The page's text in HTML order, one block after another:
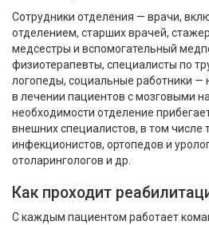
Сотрудники отделения — врачи,
отделением, старших врачей,
медсестры и вспомогательный
физиотерапевты, специалисты по
логопеды, социальные работники —
в лечении пациентов с мозговыми
необходимости отделение
внешних специалистов, в том числе
инфекционистов, ортопедов и
отоларингологов и др.
Как проходит
С каждым пациентом работает